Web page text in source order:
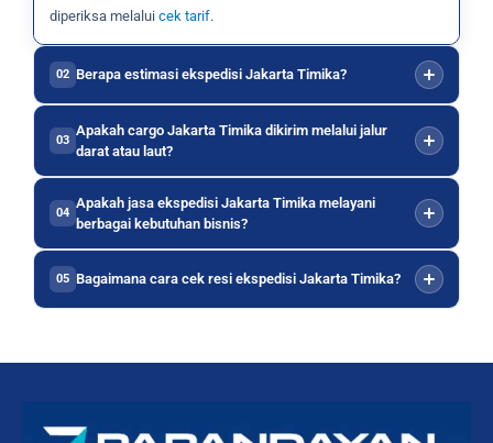
diperiksa melalui cek tarif.
02 Berapa estimasi ekspedisi Jakarta Timika?
03
Apakah cargo Jakarta Timika dikirim melalui jalur
darat atau laut?
04
Apakah jasa ekspedisi Jakarta Timika melayani
berbagai kebutuhan bisnis?
05 Bagaimana cara cek resi ekspedisi Jakarta Timika?